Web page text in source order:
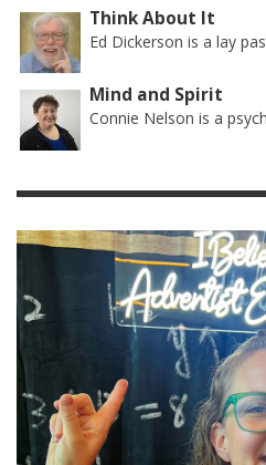
Think About It
Ed Dickerson is a lay
Mind and Spirit
Connie Nelson is a